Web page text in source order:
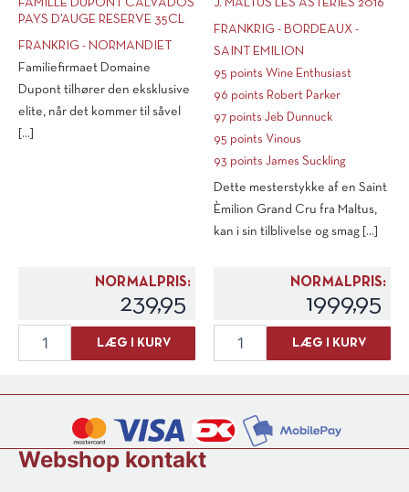
FAMILLE DUPONT CALVADOS
PAYS D’AUGE RESERVE 35CL
FRANKRIG - NORMANDIET
Familiefirmaet Domaine
Dupont tilhører den eksklusive
elite, når det kommer til såvel
[...]
NORMALPRIS:
239,95
Dupont
antal
LÆG I KURV
J. MALTUS LES ASTERIES 2016
FRANKRIG - BORDEAUX -
SAINT EMILION
95 points Wine Enthusiast
96 points Robert Parker
97 points Jeb Dunnuck
95 points Vinous
93 points James Suckling
Dette mesterstykke af en Saint
Èmilion Grand Cru fra Maltus,
kan i sin tilblivelse og smag [...]
NORMALPRIS:
1999,95
Maltus
antal
LÆG I KURV
Webshop kontakt